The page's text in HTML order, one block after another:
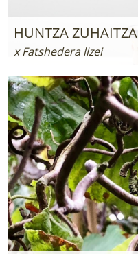
HUNTZA ZUHAITZA
x Fatshedera lizei